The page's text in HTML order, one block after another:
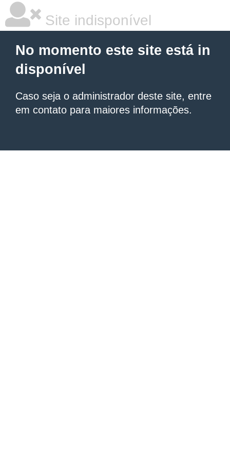
Site indisponível
No momento este site está in
disponível
Caso seja o administrador deste site, entre
em contato para maiores informações.